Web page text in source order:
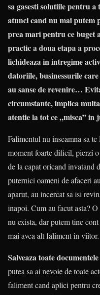
sa gasesti solutiile pentru
atunci cand nu mai putem
prea mari pentru ce buget
practic a doua etapa a
lichideaza in intregime
datoriile, businessurile
au sanse de revenire…
circumstante, implica
atentie la tot ce „misca” in
Falimentul nu inseamna sa
moment foarte dificil, pierzi
de la capat oricand invatand
puternici oameni de afaceri
aparut, au incercat sa isi
inapoi. Cum au facut asta?
nu exista, dar putem tine
mai avea alt faliment in viitor.
Salveaza toate
putea sa ai nevoie de toate
faliment cand aplici pentru